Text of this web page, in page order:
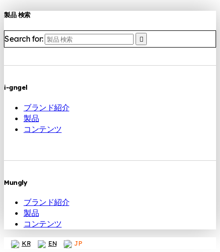
製品 検索
Search for:
i-gngel
ブランド紹介
製品
コンテンツ
Mungly
ブランド紹介
製品
コンテンツ
KR EN JP